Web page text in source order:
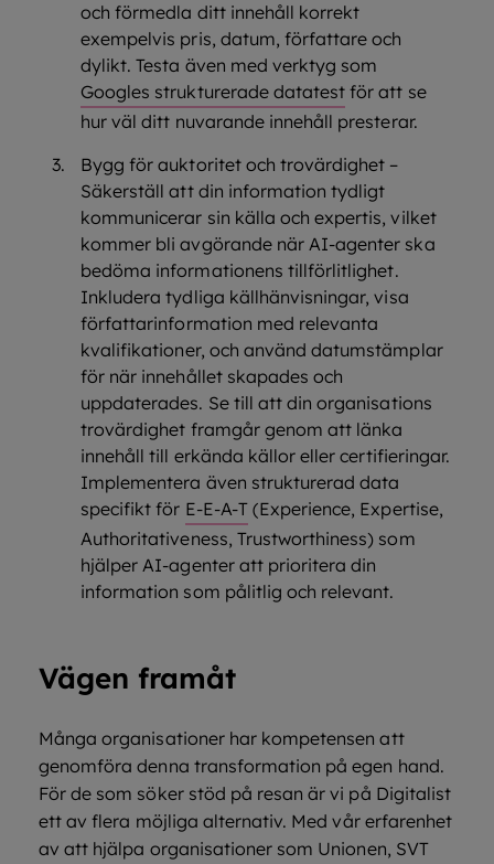
och förmedla ditt innehåll korrekt
exempelvis pris, datum, författare och
dylikt. Testa även med verktyg som
Googles strukturerade datatest för att se
hur väl ditt nuvarande innehåll presterar.
Bygg för auktoritet och trovärdighet –
Säkerställ att din information tydligt
kommunicerar sin källa och expertis, vilket
kommer bli avgörande när AI-agenter ska
bedöma informationens tillförlitlighet.
Inkludera tydliga källhänvisningar, visa
författarinformation med relevanta
kvalifikationer, och använd datumstämplar
för när innehållet skapades och
uppdaterades. Se till att din organisations
trovärdighet framgår genom att länka
innehåll till erkända källor eller certifieringar.
Implementera även strukturerad data
specifikt för E-E-A-T(Experience, Expertise,
Authoritativeness, Trustworthiness) som
hjälper AI-agenter att prioritera din
information som pålitlig och relevant.
Vägen framåt
Många organisationer har kompetensen att
genomföra denna transformation på egen hand.
För de som söker stöd på resan är vi på Digitalist
ett av flera möjliga alternativ. Med vår erfarenhet
av att hjälpa organisationer som Unionen, SVT